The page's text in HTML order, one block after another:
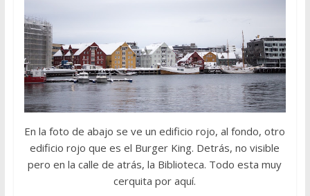
En la foto de abajo se ve un edificio rojo, al fondo, otro
edificio rojo que es el Burger King. Detrás, no visible
pero en la calle de atrás, la Biblioteca. Todo esta muy
cerquita por aquí.